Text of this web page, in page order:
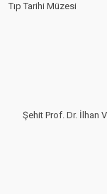
Tıp Tarihi Müzesi
Şehit Prof. Dr. İlhan